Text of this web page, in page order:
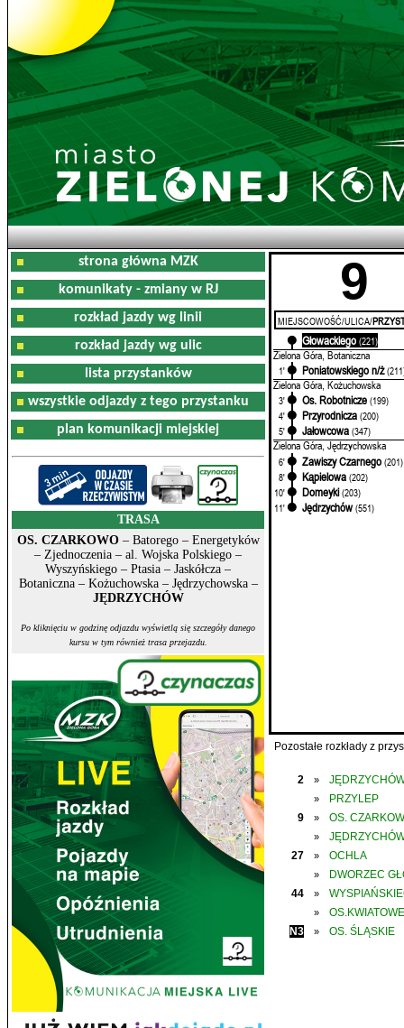
strona główna MZK
komunikaty - zmiany w RJ
rozkład jazdy wg linii
rozkład jazdy wg ulic
lista przystanków
wszystkie odjazdy z tego przystanku
plan komunikacji miejskiej
TRASA
OS. CZARKOWO– Batorego – Energetyków
– Zjednoczenia – al. Wojska Polskiego –
Wyszyńskiego – Ptasia – Jaskółcza –
Botaniczna – Kożuchowska – Jędrzychowska –
JĘDRZYCHÓW
Po kliknięciu w godzinę odjazdu wyświetlą się szczegóły danego
kursu w tym również trasa przejazdu.
9
MIEJSCOWOŚĆ/ULICA/
Głowackiego (221)
Zielona Góra, Botaniczna
1' Poniatowskiego n/ż
Zielona Góra, Kożuchowska
3' Os. Robotnicze (199)
4'
Przyrodnicza (200)
5'
Jałowcowa (347)
Zielona Góra, Jędrzychowska
6' Zawiszy Czarnego (201)
8'
Kąpielowa (202)
10'
Domeyki (203)
11'
Jędrzychów (551)
Pozostałe rozkłady z
2 »
»
PRZYLEP
9
» OS.
»
27
» OCHLA
»
DWORZEC
44
»
»
OS.KWIATOWE
N3
» OS. ŚLĄSKIE